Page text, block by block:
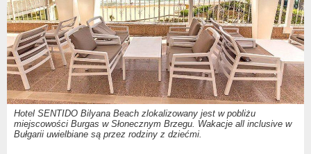
Hotel SENTIDO Bilyana Beach zlokalizowany jest w pobliżu
miejscowości Burgas w Słonecznym Brzegu. Wakacje all inclusive w
Bułgarii uwielbiane są przez rodziny z dziećmi.